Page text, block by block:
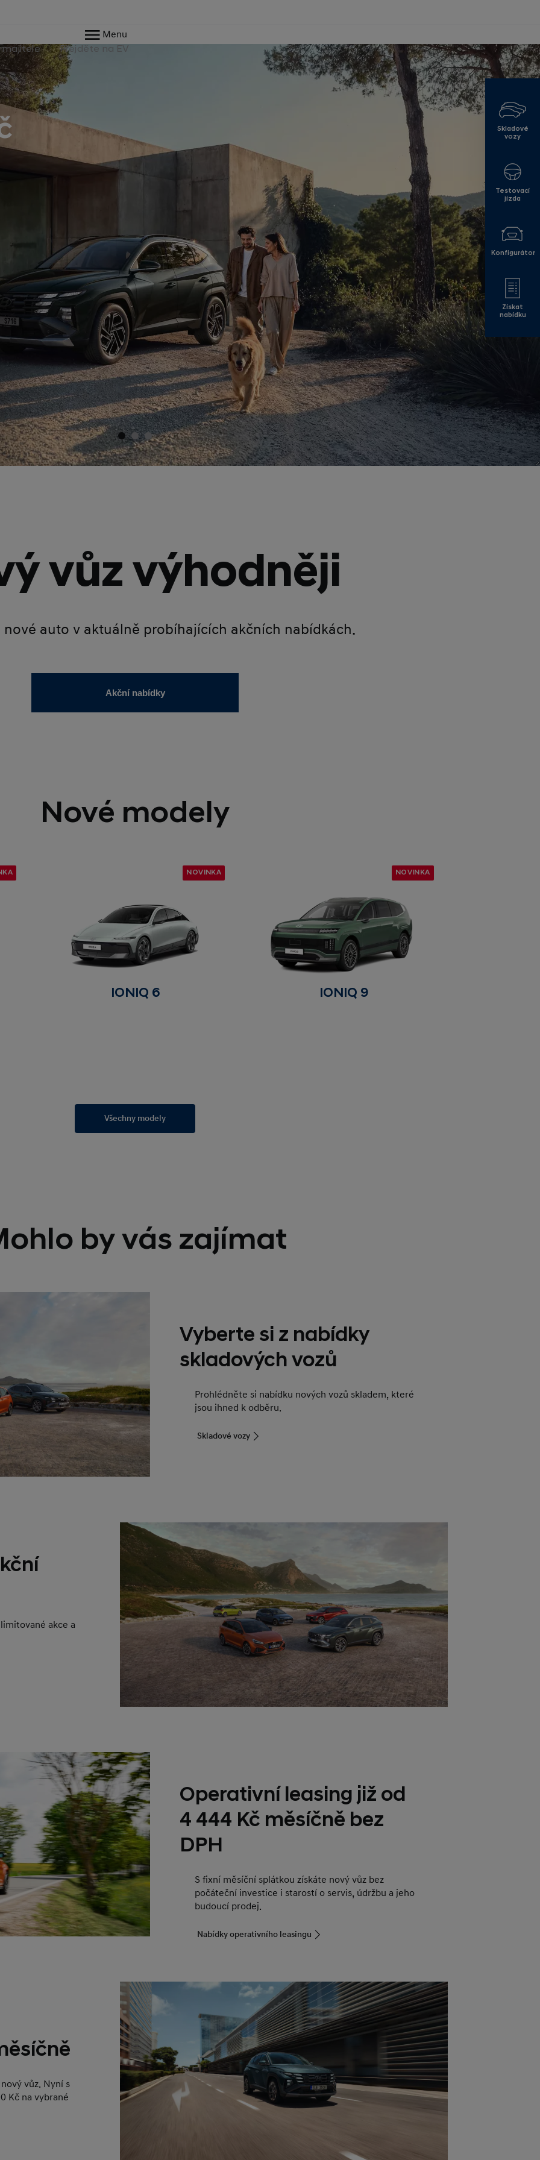
majitele Přejděte na EV
Menu
Skladové
vozy
Testovací
jízda
Konfigurátor
Získat
nabídku
vůz výhodněji
nové auto v aktuálně probíhajících akčních nabídkách.
Akční nabídky
Nové modely
NOVINKA
IONIQ 6
NOVINKA
IONIQ 9
Všechny modely
by vás zajímat
Vyberte si z nabídky
skladových vozů
Prohlédněte si nabídku nových vozů skladem, které
jsou ihned k odběru.
Skladové vozy
akce a
Operativní leasing již od
4 444 Kč měsíčně bez
DPH
S fixní měsíční splátkou získáte nový vůz bez
počáteční investice i starostí o servis, údržbu a jeho
budoucí prodej.
Nabídky operativního leasingu
vůz. Nyní s
Kč na vybrané